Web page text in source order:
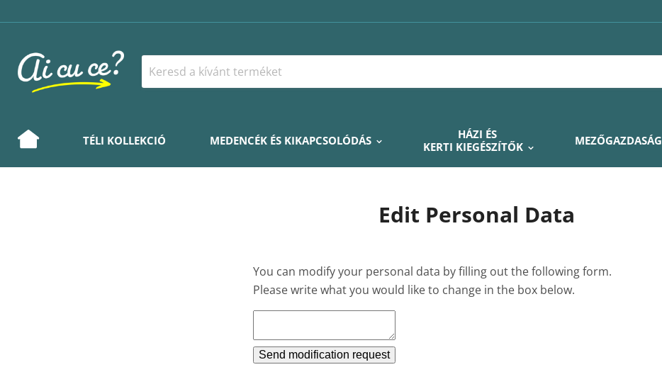
TÉLI KOLLEKCIÓ MEDENCÉK ÉS KIKAPCSOLÓDÁS
HÁZI ÉS
KERTI KIEGÉSZÍTŐK
MEZŐGAZDASÁG
Edit Personal Data
You can modify your personal data by filling out the following form.
Please write what you would like to change in the box below.
Send modification request